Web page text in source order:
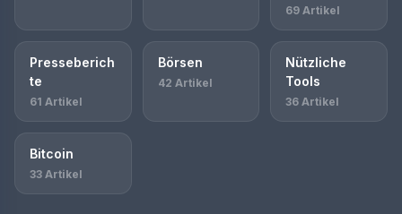
69 Artikel
Presseberich
te
61 Artikel
Börsen
42 Artikel
Nützliche
Tools
36 Artikel
Bitcoin
33 Artikel